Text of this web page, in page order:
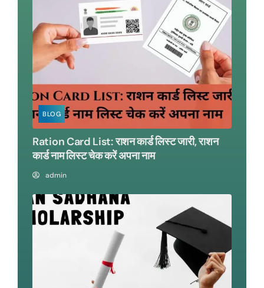
BLOG
Ration Card List: राशन कार्ड लिस्ट जारी, राशन
कार्ड नाम लिस्ट चेक करें अपना नाम
admin